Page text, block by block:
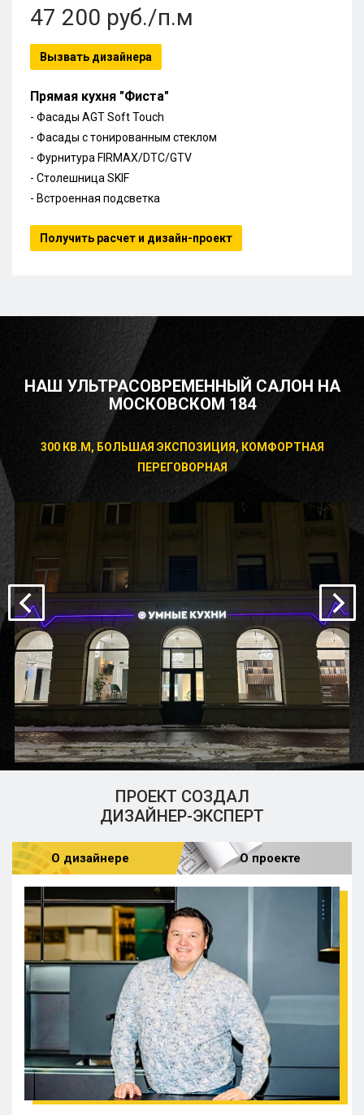
47 200 руб./п.м
Вызвать дизайнера
Прямая кухня "Фиста"
- Фасады AGT Soft Touch
- Фасады с тонированным стеклом
- Фурнитура FIRMAX/DTC/GTV
- Столешница SKIF
- Встроенная подсветка
Получить расчет и дизайн-проект
НАШ УЛЬТРАСОВРЕМЕННЫЙ САЛОН НА
МОСКОВСКОМ 184
300 КВ.М, БОЛЬШАЯ ЭКСПОЗИЦИЯ, КОМФОРТНАЯ
ПЕРЕГОВОРНАЯ
ПРОЕКТ СОЗДАЛ
ДИЗАЙНЕР-ЭКСПЕРТ
О дизайнере О проекте